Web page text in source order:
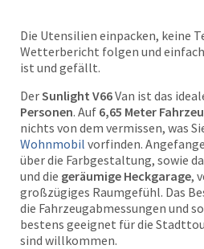
Die Utensilien einpacken, keine
Wetterbericht folgen und
ist und gefällt.
DerSunlight V66Van ist das
Personen. Auf 6,65 Meter
nichts von dem vermissen, was
Wohnmobil vorfinden.
über die Farbgestaltung, sowie
und die geräumige Heckgarage,
großzügiges Raumgefühl. Das
die Fahrzeugabmessungen und
bestens geeignet für die
sind willkommen.